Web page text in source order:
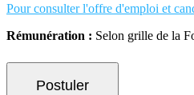
Pour consulter l'offre d'emploi et
Rémunération : Selon grille de la